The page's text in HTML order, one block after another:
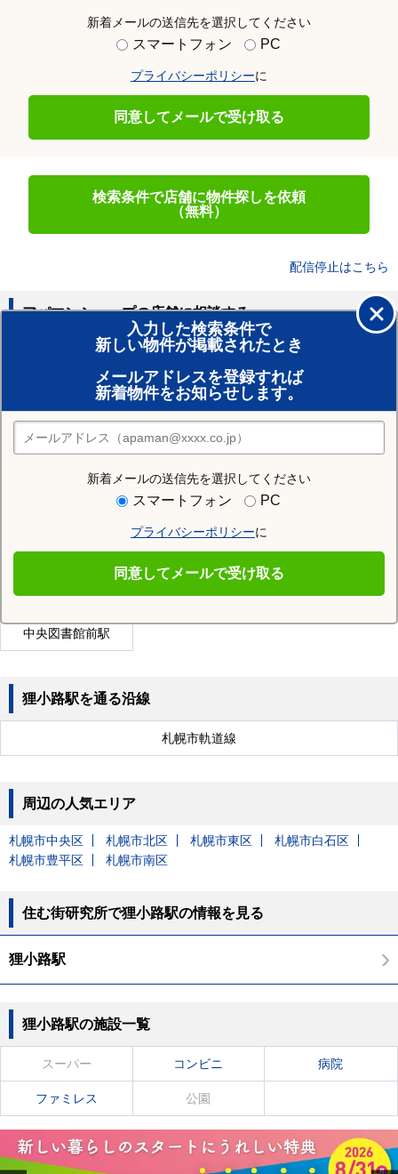
新着メールの送信先を選択してください
スマートフォン PC
プライバシーポリシーに
同意してメールで受け取る
検索条件で店舗に物件探しを依頼
（無料）
配信停止はこちら
入力した検索条件で
新しい物件が掲載されたとき
メールアドレスを登録すれば
新着物件をお知らせします。
新着メールの送信先を選択してください
スマートフォン PC
プライバシーポリシーに
同意してメールで受け取る
アパマンショップの店舗に相談する
賃貸のプロがお部屋探し！
おまかせ物件リクエスト
住みたい街の店舗を探す
店舗検索
行啓通駅
西線14条駅
円山公園駅 山鼻19条駅 東本願寺前駅
中央図書館前駅
狸小路駅を通る沿線
札幌市軌道線
周辺の人気エリア
札幌市中央区 札幌市北区 札幌市東区
札幌市白石区
札幌市豊平区
札幌市南区
住む街研究所で狸小路駅の情報を見る
狸小路駅
狸小路駅の施設一覧
スーパー コンビニ 病院
ファミレス 公園